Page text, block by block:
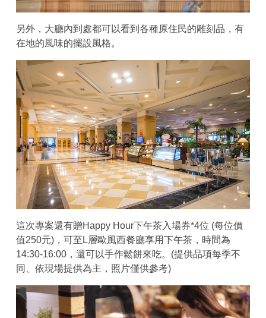
另外，大廳內到處都可以看到各種原住民的雕刻品，有
在地的風味的擺設風格。
這次專案還有贈Happy Hour下午茶入場券*4位 (每位價
值250元)，可至L層歐風西餐廳享用下午茶，時間為
14:30-16:00，還可以手作鬆餅來吃。(提供品項每季不
同、依現場提供為主，照片僅供參考)